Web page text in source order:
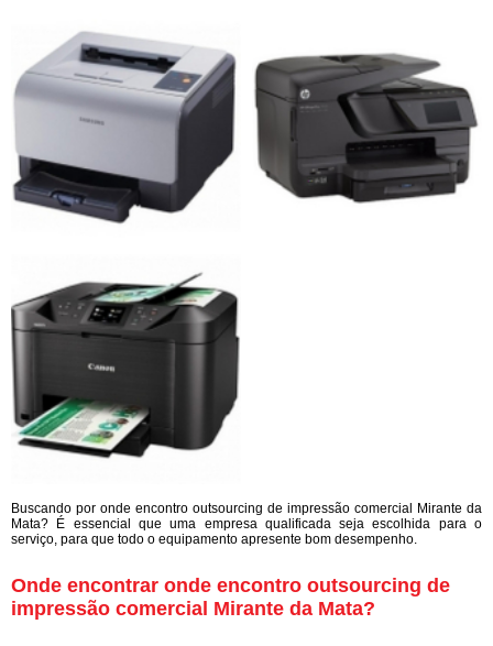
Buscando por onde encontro outsourcing de impressão comercial Mirante da
Mata? É essencial que uma empresa qualificada seja escolhida para o
serviço, para que todo o equipamento apresente bom desempenho.
Onde encontrar onde encontro outsourcing de
impressão comercial Mirante da Mata?